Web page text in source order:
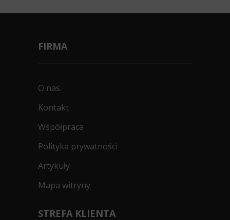
FIRMA
O nas
Kontakt
Współpraca
Polityka prywatności
Artykuły
Mapa witryny
STREFA KLIENTA